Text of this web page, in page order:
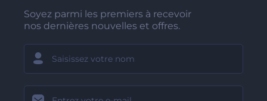
Soyez parmi les premiers à recevoir
nos dernières nouvelles et offres.